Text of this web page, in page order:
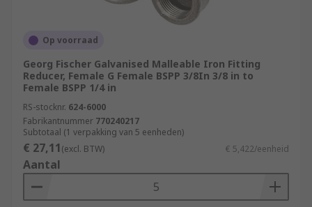
Op voorraad
Georg Fischer Galvanised Malleable Iron Fitting
Reducer, Female G Female BSPP 3/8In 3/8 in to
Female BSPP 1/4 in
RS-stocknr. 624-6000
Fabrikantnummer 770240217
Subtotaal (1 verpakking van 5 eenheden)
€ 27,11(excl. BTW) € 5,422/eenheid
Aantal